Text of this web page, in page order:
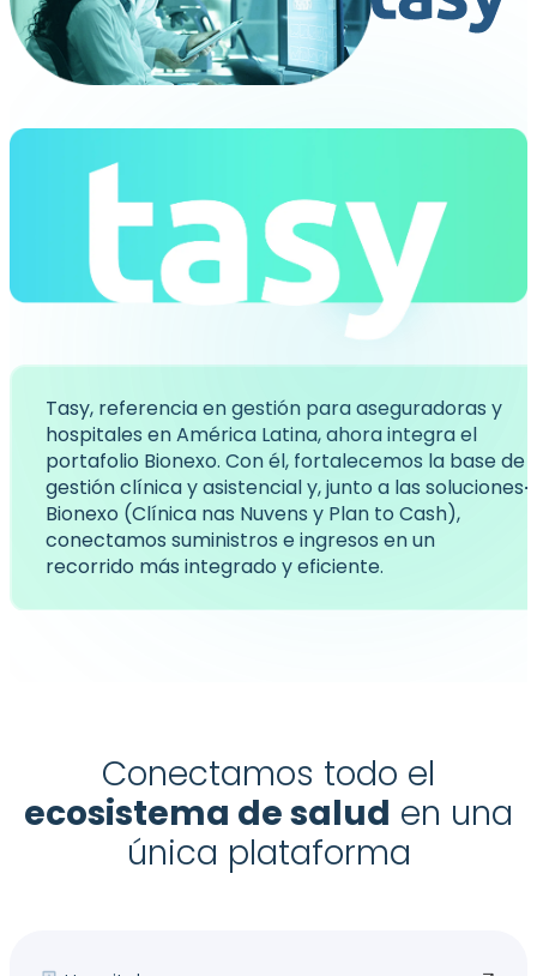
Tasy, referencia en gestión para aseguradoras y
hospitales en América Latina, ahora integra el
portafolio Bionexo. Con él, fortalecemos la base de
gestión clínica y asistencial y, junto a las soluciones
Bionexo (Clínica nas Nuvens y Plan to Cash),
conectamos suministros e ingresos en un
recorrido más integrado y eficiente.
Conectamos todo el
ecosistema de salud en una
única plataforma